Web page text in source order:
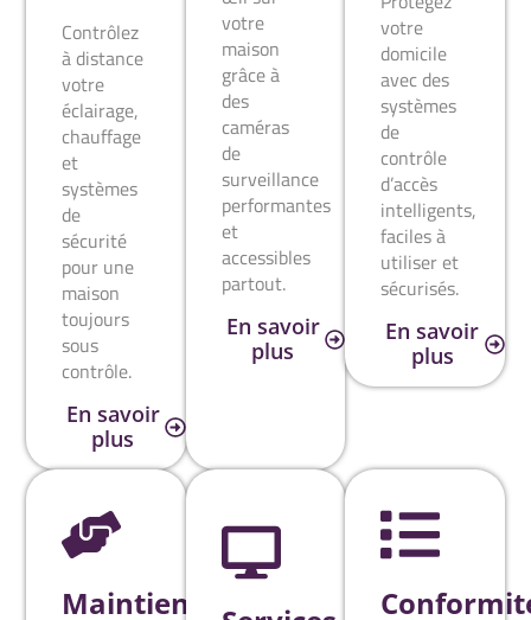
Contrôlez
à distance
votre
éclairage,
chauffage
et
systèmes
de
sécurité
pour une
maison
toujours
sous
contrôle.
En savoir
plus
votre
maison
grâce à
des
caméras
de
surveillance
performantes
et
accessibles
partout.
En savoir
plus
votre
domicile
avec des
systèmes
de
contrôle
d’accès
intelligents,
faciles à
utiliser et
sécurisés.
En savoir
plus
Maintien